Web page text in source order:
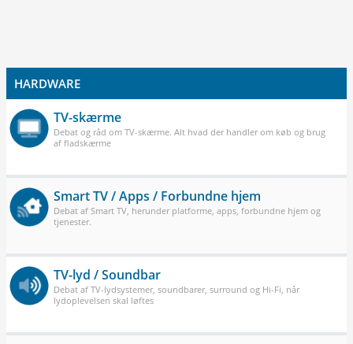
HARDWARE
TV-skærme
Debat og råd om TV-skærme. Alt hvad der handler om køb og brug
af fladskærme
Smart TV / Apps / Forbundne hjem
Debat af Smart TV, herunder platforme, apps, forbundne hjem og
tjenester.
TV-lyd / Soundbar
Debat af TV-lydsystemer, soundbarer, surround og Hi-Fi, når
lydoplevelsen skal løftes